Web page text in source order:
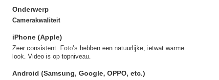
Onderwerp
Camerakwaliteit
iPhone (Apple)
Zeer consistent. Foto’s hebben een natuurlijke, ietwat warme
look. Video is op topniveau.
Android (Samsung, Google, OPPO, etc.)